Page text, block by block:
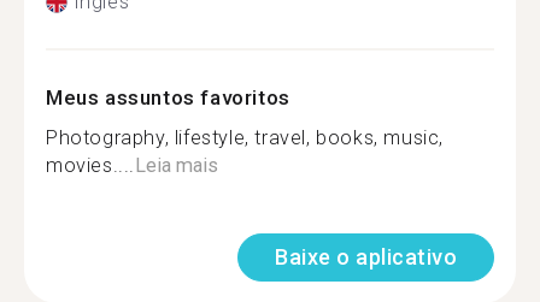
Meus assuntos favoritos
Photography, lifestyle, travel, books, music,
movies....Leia mais
Baixe o aplicativo